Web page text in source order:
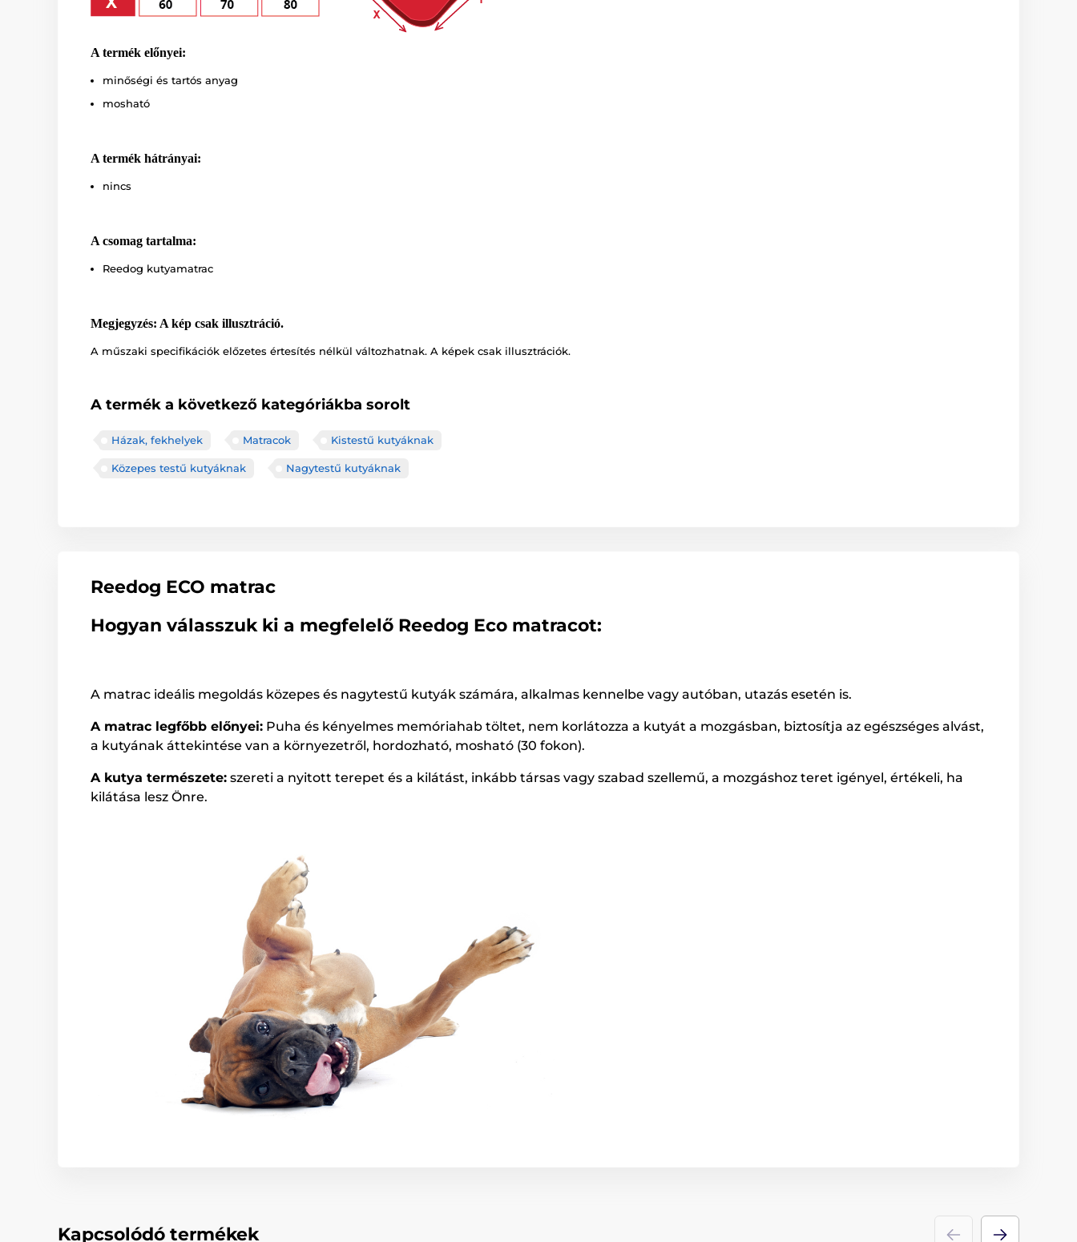
A termék előnyei:
minőségi és tartós anyag
mosható
A termék hátrányai:
nincs
A csomag tartalma:
Reedog kutyamatrac
Megjegyzés: A kép csak illusztráció.
A műszaki specifikációk előzetes értesítés nélkül változhatnak. A képek csak illusztrációk.
A termék a következő kategóriákba sorolt
Házak, fekhelyek Matracok Kistestű kutyáknak
Közepes testű kutyáknak Nagytestű kutyáknak
Reedog ECO matrac
Hogyan válasszuk ki a megfelelő Reedog Eco matracot:
A matrac ideális megoldás közepes és nagytestű kutyák számára, alkalmas kennelbe vagy autóban, utazás esetén is.
A matrac legfőbb előnyei: Puha és kényelmes memóriahab töltet, nem korlátozza a kutyát a mozgásban, biztosítja az egészséges alvást,
a kutyának áttekintése van a környezetről, hordozható, mosható (30 fokon).
A kutya természete: szereti a nyitott terepet és a kilátást, inkább társas vagy szabad szellemű, a mozgáshoz teret igényel, értékeli, ha
kilátása lesz Önre.
Kapcsolódó termékek